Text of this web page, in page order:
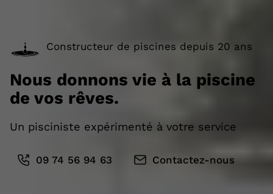
Constructeur de piscines depuis 20 ans
Nous donnons vie à la piscine
de vos rêves.
Un pisciniste expérimenté à votre service
09 74 56 94 63 Contactez-nous